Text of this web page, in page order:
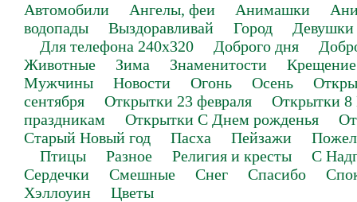
Автомобили Ангелы, феи Анимашки
водопады
Выздоравливай Город
Девушки
Для телефона 240х320
Доброго дня
Животные
Зима Знаменитости
Крещение
Мужчины
Новости Огонь Осень
сентября
Открытки 23 февраля
Открытки 8
праздникам
Открытки С Днем рожденья
Старый Новый год
Пасха Пейзажи
Птицы
Разное Религия и кресты
С
Сердечки
Смешные Снег Спасибо
Хэллоуин
Цветы